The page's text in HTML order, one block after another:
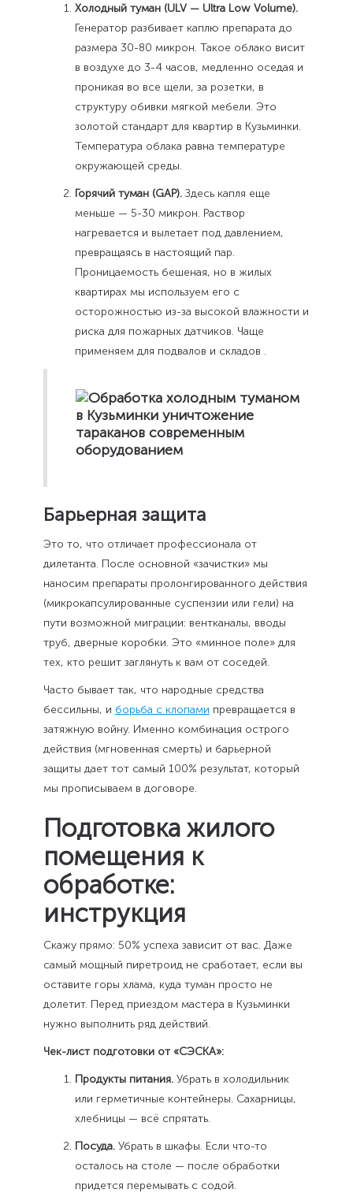
Холодный туман (ULV — Ultra Low Volume).
Генератор разбивает каплю препарата до
размера 30-80 микрон. Такое облако висит
в воздухе до 3-4 часов, медленно оседая и
проникая во все щели, за розетки, в
структуру обивки мягкой мебели. Это
золотой стандарт для квартир в Кузьминки.
Температура облака равна температуре
окружающей среды.
Горячий туман (GAP).Здесь капля еще
меньше — 5-30 микрон. Раствор
нагревается и вылетает под давлением,
превращаясь в настоящий пар.
Проницаемость бешеная, но в жилых
квартирах мы используем его с
осторожностью из-за высокой влажности и
риска для пожарных датчиков. Чаще
применяем для подвалов и складов .
Барьерная защита
Это то, что отличает профессионала от
дилетанта. После основной «зачистки» мы
наносим препараты пролонгированного действия
(микрокапсулированные суспензии или гели) на
пути возможной миграции: вентканалы, вводы
труб, дверные коробки. Это «минное поле» для
тех, кто решит заглянуть к вам от соседей.
Часто бывает так, что народные средства
бессильны, и борьба с клопами превращается в
затяжную войну. Именно комбинация острого
действия (мгновенная смерть) и барьерной
защиты дает тот самый 100% результат, который
мы прописываем в договоре.
Подготовка жилого
помещения к
обработке:
инструкция
Скажу прямо: 50% успеха зависит от вас. Даже
самый мощный пиретроид не сработает, если вы
оставите горы хлама, куда туман просто не
долетит. Перед приездом мастера в Кузьминки
нужно выполнить ряд действий.
Чек-лист подготовки от «СЭСКА»:
Продукты питания.Убрать в холодильник
или герметичные контейнеры. Сахарницы,
хлебницы — всё спрятать.
Посуда.Убрать в шкафы. Если что-то
осталось на столе — после обработки
придется перемывать с содой.